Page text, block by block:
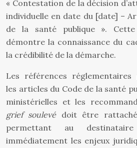
« Contestation de la décision
individuelle en date du [date] –
de la santé publique ».
démontre la connaissance du
la crédibilité de la démarche.
Les références
les articles du Code de la santé
ministérielles et les
grief soulevé doit être
permettant au
immédiatement les enjeux